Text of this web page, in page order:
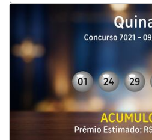
Opens in new window